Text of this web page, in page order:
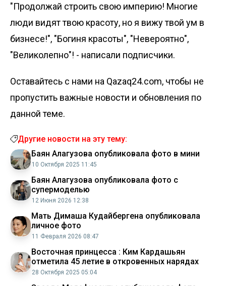
"Продолжай строить свою империю! Многие
люди видят твою красоту, но я вижу твой ум в
бизнесе!", "Богиня красоты", "Невероятно",
"Великолепно"! - написали подписчики.
Оставайтесь с нами на Qazaq24.com, чтобы не
пропустить важные новости и обновления по
данной теме.
Другие новости на эту тему:
Баян Алагузова опубликовала фото в мини
10 Октября 2025 11:45
Баян Алагузова опубликовала фото с
супермоделью
12 Июня 2026 12:38
Мать Димаша Кудайбергена опубликовала
личное фото
11 Февраля 2026 08:47
Восточная принцесса : Ким Кардашьян
отметила 45 летие в откровенных нарядах
28 Октября 2025 05:04